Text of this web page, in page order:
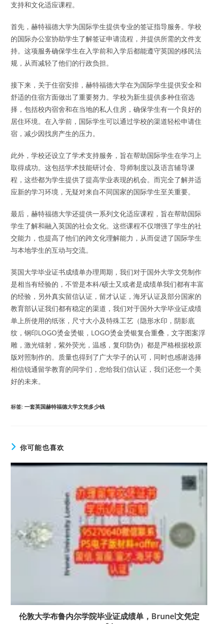
支持和文化适应课程。
首先，赫特福德大学为国际学生提供专业的签证指导服务。学校
的国际办公室协助学生了解签证申请流程，并提供所需的文件支
持。这项服务确保学生在入学前和入学后都能遵守英国的移民法
规，从而减轻了他们的行政负担。
接下来，关于住宿安排，赫特福德大学在为国际学生提供安全和
舒适的住宿方面做出了重要努力。学校为新生提供多种住宿选
择，包括校内宿舍和在当地的私人住房，确保学生有一个良好的
居住环境。在入学前，国际学生可以通过学校的渠道轻松申请住
宿，减少因找房产生的压力。
此外，学校还设立了学术支持服务，旨在帮助国际学生在学习上
取得成功。这包括学术技能研讨会、导师制度以及语言辅导课
程，这些都为学生提供了提高学业表现的机会。而完全了解并适
应新的学习环境，无疑对来自不同国家的国际学生至关重要。
最后，赫特福德大学还提供一系列文化适应课程，旨在帮助国际
学生了解和融入英国的社会文化。这些课程不仅增强了学生的社
交能力，也提高了他们的跨文化理解能力，从而促进了国际学生
与本地学生的互动与交流。
英国大学毕业证书成绩单办理周期，我们对于国外大学文凭制作
是相当有经验的，不管是本科/硕士又或者是成绩单我们都有丰富
的经验，另外真实留信认证，留才认证，海牙认证及部分国家的
教育部认证我们都有稳定的渠道，我们对于国外大学毕业证成绩
单上所使用的纸张，尺寸大小及特殊工艺（隐形水印，阴影底
纹，钢印LOGO烫金烫银，LOGO烫金烫银复合重叠，文字图案浮
雕，激光镭射，紫外荧光，温感，复印防伪）都是严格根据校原
版对照制作的。质量也得到了广大学子的认可，同时也感谢选择
相信锐通留学教育的同学们，您给我们信认证，我们还您一个美
好的未来。
标签:一套英国赫特福德大学文凭多少钱
你可能也喜欢
伦敦大学布鲁内尔学院毕业证成绩单，Brunel文凭定